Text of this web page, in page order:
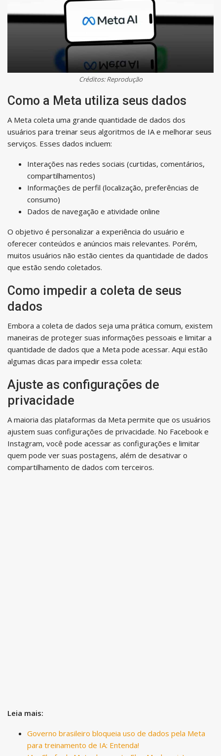
Créditos: Reprodução
Como a Meta utiliza seus dados
A Meta coleta uma grande quantidade de dados dos
usuários para treinar seus algoritmos de IA e melhorar seus
serviços. Esses dados incluem:
Interações nas redes sociais (curtidas, comentários,
compartilhamentos)
Informações de perfil (localização, preferências de
consumo)
Dados de navegação e atividade online
O objetivo é personalizar a experiência do usuário e
oferecer conteúdos e anúncios mais relevantes. Porém,
muitos usuários não estão cientes da quantidade de dados
que estão sendo coletados.
Como impedir a coleta de seus
dados
Embora a coleta de dados seja uma prática comum, existem
maneiras de proteger suas informações pessoais e limitar a
quantidade de dados que a Meta pode acessar. Aqui estão
algumas dicas para impedir essa coleta:
Ajuste as configurações de
privacidade
A maioria das plataformas da Meta permite que os usuários
ajustem suas configurações de privacidade. No Facebook e
Instagram, você pode acessar as configurações e limitar
quem pode ver suas postagens, além de desativar o
compartilhamento de dados com terceiros.
Leia mais:
Governo brasileiro bloqueia uso de dados pela Meta
para treinamento de IA: Entenda!